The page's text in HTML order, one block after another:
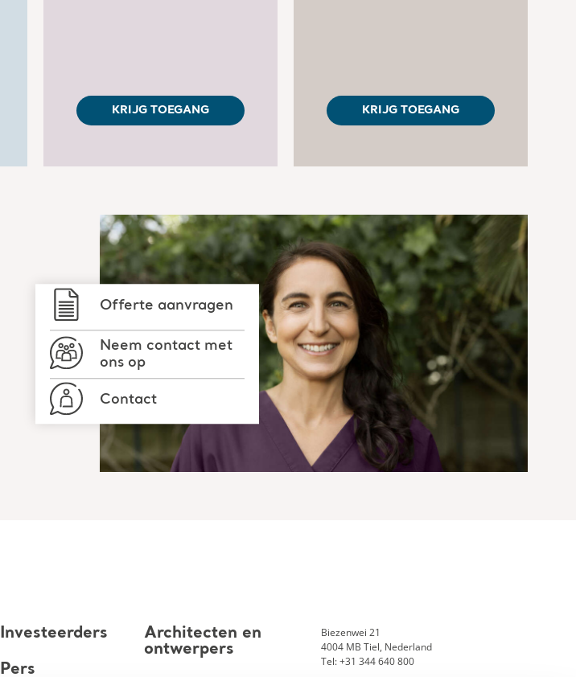
KRIJG TOEGANG KRIJG TOEGANG
Offerte aanvragen
Neem contact met
ons op
Contact
Investeerders
Pers
Architecten en
ontwerpers
Biezenwei 21
4004 MB Tiel, Nederland
Tel: +31 344 640 800